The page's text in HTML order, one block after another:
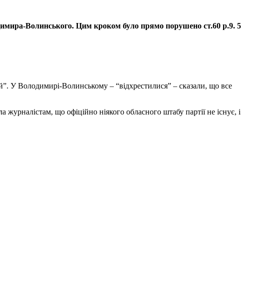
Волинського. Цим кроком було прямо порушено ст.60 р.9. 5
У Володимирі-Волинському – “відхрестилися” – сказали, що все
журналістам, що офіційно ніякого обласного штабу партії не існує, і